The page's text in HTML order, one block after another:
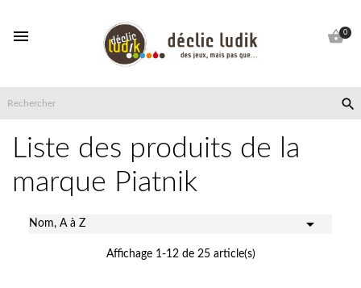
 0

Liste des produits de la
marque Piatnik
Nom, A à Z 
Affichage 1-12 de 25 article(s)